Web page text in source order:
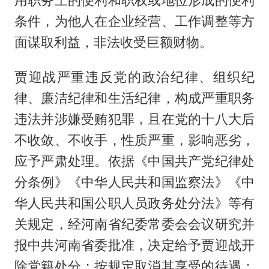
条件，为他人在企业经营、工作调整等方
面谋取利益，非法收受巨额财物。
贾迎战严重违反党的政治纪律、组织纪
律、廉洁纪律和生活纪律，构成严重职务
违法并涉嫌受贿犯罪，且在党的十八大后
不收敛、不收手，性质严重，影响恶劣，
应予严肃处理。依据《中国共产党纪律处
分条例》《中华人民共和国监察法》《中
华人民共和国公职人员政务处分法》等有
关规定，经河南省纪委常委会会议研究并
报中共河南省委批准，决定给予贾迎战开